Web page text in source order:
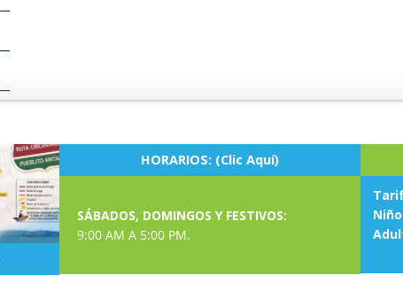
HORARIOS: (Clic Aquí)
SÁBADOS, DOMINGOS Y FESTIVOS:
9:00 AM A 5:00 PM.